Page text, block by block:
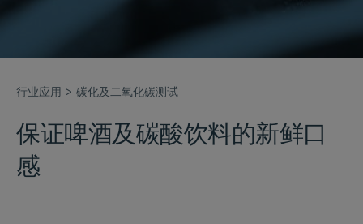
行业应用 碳化及二氧化碳测试
保证啤酒及碳酸饮料的新鲜口
感